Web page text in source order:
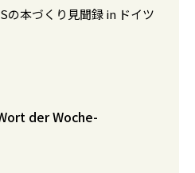
の本づくり見聞録 in ドイツ
der Woche-